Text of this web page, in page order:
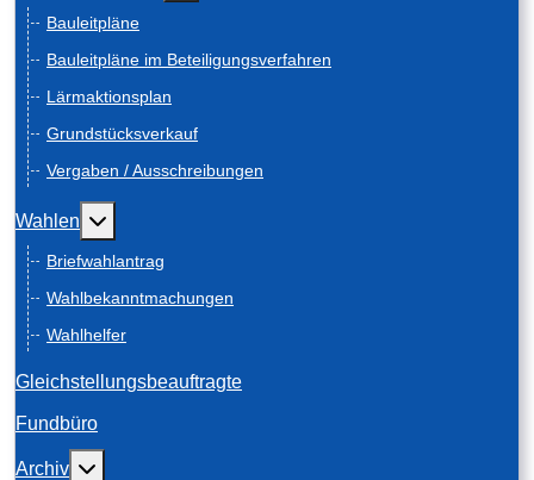
Bauleitpläne
Bauleitpläne im Beteiligungsverfahren
Lärmaktionsplan
Grundstücksverkauf
Vergaben / Ausschreibungen
Wahlen Weitere Informationen: Wahlen
Briefwahlantrag
Wahlbekanntmachungen
Wahlhelfer
Gleichstellungsbeauftragte
Fundbüro
Archiv Weitere Informationen: Archiv